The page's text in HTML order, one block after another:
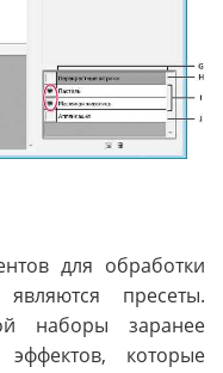
для обработки
пресеты.
наборы заранее
которые